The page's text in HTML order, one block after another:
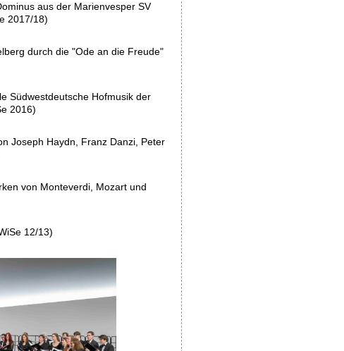
aus der Marienvesper SV
2017/18)
durch die "Ode an die Freude"
Südwestdeutsche Hofmusik der
2016)
Joseph Haydn, Franz Danzi, Peter
von Monteverdi, Mozart und
12/13)